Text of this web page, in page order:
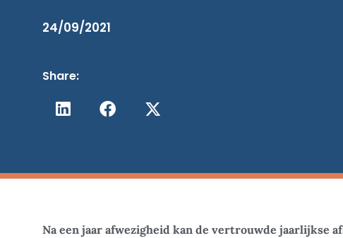
24/09/2021
Share:
Na een jaar afwezigheid kan de vertrouwde jaarlijkse